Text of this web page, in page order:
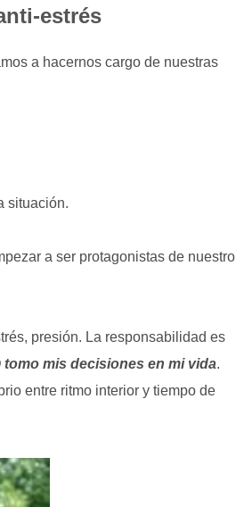
estrés
a hacernos cargo de nuestras
situación.
a ser protagonistas de nuestro
presión. La responsabilidad es
tomo mis decisiones en mi vida.
entre ritmo interior y tiempo de